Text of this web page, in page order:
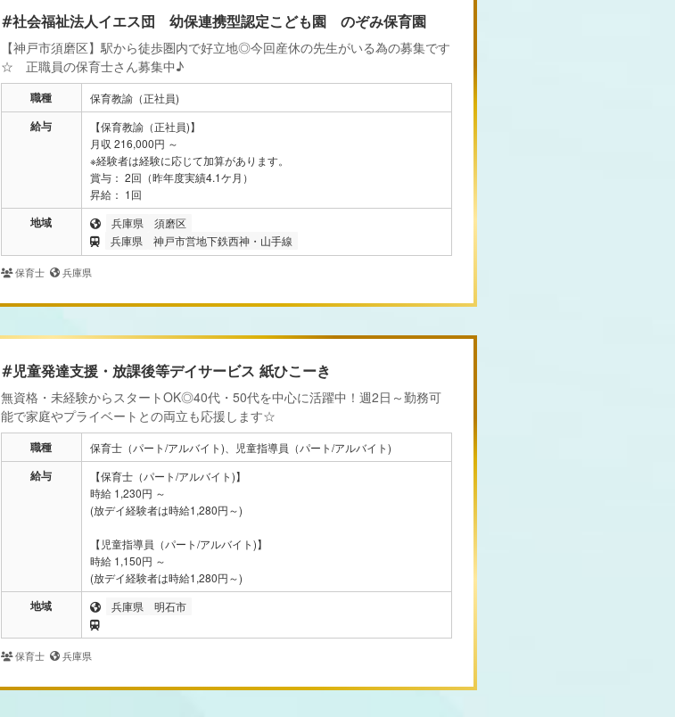
#社会福祉法人イエス団 幼保連携型認定こども園 のぞみ保育園
【神戸市須磨区】駅から徒歩圏内で好立地◎今回産休の先生がいる為の募集です
☆ 正職員の保育士さん募集中♪
職種 保育教諭（正社員)
給与
【保育教諭（正社員)】
月収 216,000円 ～
※経験者は経験に応じて加算があります。
賞与： 2回（昨年度実績4.1ケ月）
昇給： 1回
地域 兵庫県
須磨区
兵庫県
神戸市営地下鉄西神・山手線
保育士 兵庫県
#児童発達支援・放課後等デイサービス 紙ひこーき
無資格・未経験からスタートOK◎40代・50代を中心に活躍中！週2日～勤務可
能で家庭やプライベートとの両立も応援します☆
職種 保育士（パート/アルバイト)、児童指導員（パート/アルバイト)
給与
【保育士（パート/アルバイト)】
時給 1,230円 ～
(放デイ経験者は時給1,280円～)
【児童指導員（パート/アルバイト)】
時給 1,150円 ～
(放デイ経験者は時給1,280円～)
地域 兵庫県 明石市
保育士 兵庫県